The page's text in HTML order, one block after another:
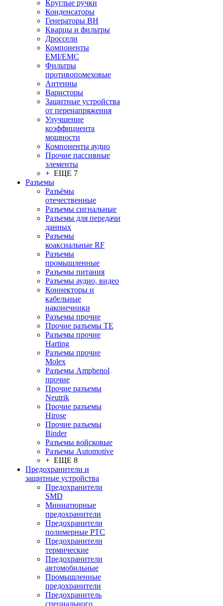
Круглые ручки
Конденсаторы
Генераторы ВН
Кварцы и фильтры
Дроссели
Компоненты
EMI/EMC
Фильтры
противопомеховые
Антенны
Варисторы
Защитные устройства
от перенапряжения
Улучшение
коэффициента
мощности
Компоненты аудио
Прочие пассивные
элементы
+ ЕЩЕ 7
Разъeмы
Разъёмы
отечественные
Разъeмы сигнальные
Разъeмы для передачи
данных
Разъeмы
коаксиальные RF
Разъeмы
промышленные
Разъeмы питания
Разъeмы аудио, видео
Коннекторы и
кабельные
наконечники
Разъeмы прочие
Прочие разъемы TE
Разъемы прочие
Harting
Разъемы прочие
Molex
Разъемы Amphenol
прочие
Прочие разъемы
Neutrik
Прочие разъемы
Hirose
Прочие разъемы
Binder
Разъемы войсковые
Разъeмы Automotive
+ ЕЩЕ 8
Предохранители и
защитные устройства
Предохранители
SMD
Миниатюрные
предохранители
Предохранители
полимерные PTC
Предохранители
термические
Предохранители
автомобильные
Промышленные
предохранители
Предохранитель
специального